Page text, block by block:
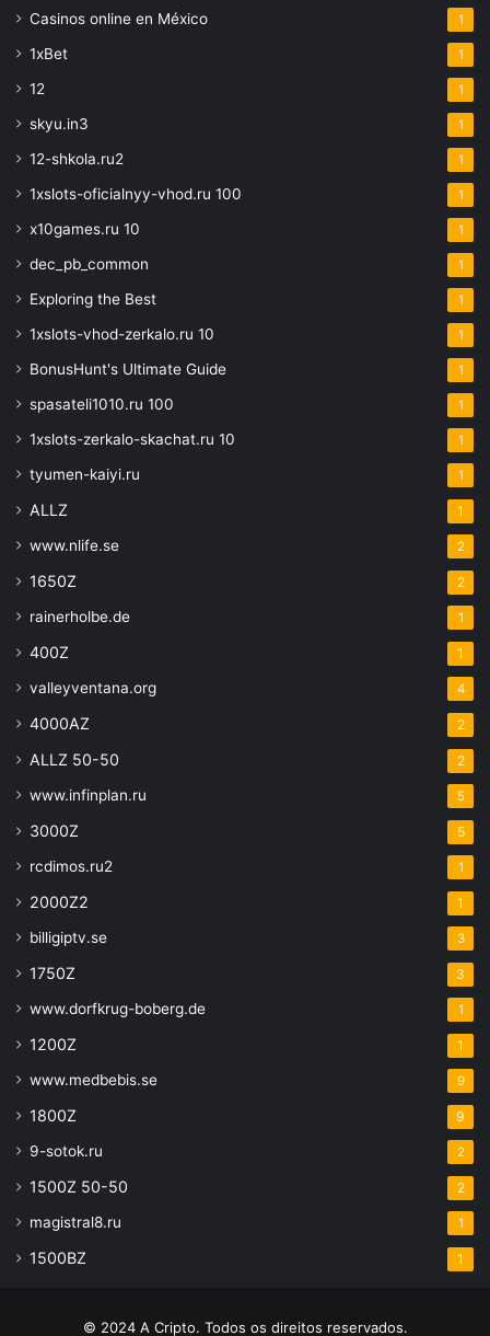
Casinos online en México 1
1xBet 1
12 1
skyu.in3 1
12-shkola.ru2 1
1xslots-oficialnyy-vhod.ru 100 1
x10games.ru 10 1
dec_pb_common 1
Exploring the Best 1
1xslots-vhod-zerkalo.ru 10 1
BonusHunt's Ultimate Guide 1
spasateli1010.ru 100 1
1xslots-zerkalo-skachat.ru 10 1
tyumen-kaiyi.ru 1
ALLZ 1
www.nlife.se 2
1650Z 2
rainerholbe.de 1
400Z 1
valleyventana.org 4
4000AZ 2
ALLZ 50-50 2
www.infinplan.ru 5
3000Z 5
rcdimos.ru2 1
2000Z2 1
billigiptv.se 3
1750Z 3
www.dorfkrug-boberg.de 1
1200Z 1
www.medbebis.se 9
1800Z 9
9-sotok.ru 2
1500Z 50-50 2
magistral8.ru 1
1500BZ 1
© 2024 A Cripto. Todos os direitos reservados.